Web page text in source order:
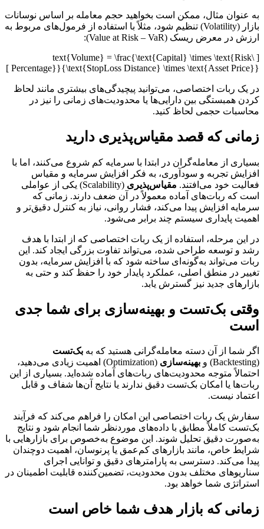
به عنوان مثال، ممکن است بخواهید حجم معامله بر اساس نوسانات
بازار (Volatility) تنظیم شود، مثلاً با استفاده از فرمول‌های مربوط به
ارزش در معرض ریسک (Value at Risk – VaR):
[ \text{Volume} = \frac{\text{Capital} \times \text{Risk
Percentage}}{\text{StopLoss Distance} \times \text{Asset Price}} ]
در یک ربات اختصاصی، می‌توانید پیچیدگی‌های بیشتری مانند لحاظ
کردن همبستگی بین دارایی‌ها یا محدودیت‌های زمانی را نیز در
محاسبات حجمی لحاظ کنید.
زمانی که قصد مقیاس‌پذیری دارید
بسیاری از معامله‌گران در ابتدا با سرمایه کم شروع می‌کنند، اما با
افزایش تجربه و سودآوری، به فکر افزایش سرمایه و مقیاس
فعالیت خود می‌افتند. مقیاس‌پذیری
(Scalability) یکی از عواملی
است که ربات‌های آماده معمولاً در آن ضعف دارند. زمانی که
سرمایه افزایش پیدا می‌کند، فشار روانی، نیاز به کنترل دقیق‌تر و
اهمیت پایداری سیستم چند برابر می‌شود.
در این مرحله، استفاده از یک ربات اختصاصی که از ابتدا با هدف
رشد و توسعه طراحی شده، می‌تواند تفاوت بزرگی ایجاد کند. این
ربات می‌تواند به‌گونه‌ای ساخته شود که با افزایش سرمایه، بدون
تغییر در منطق اصلی، عملکرد پایدار خود را حفظ کند و حتی به
بازارهای جدید نیز گسترش یابد.
وقتی بک‌تست و بهینه‌سازی برای شما جدی
است
اگر شما از آن دسته معامله‌گرانی هستید که به بک‌تست
(Backtesting) و
بهینه‌سازی
(Optimization) اهمیت زیادی می‌دهید،
احتمالاً متوجه محدودیت‌های ربات‌های آماده شده‌اید. بسیاری از این
ربات‌ها یا امکان بک‌تست دقیق ندارند یا نتایج آن‌ها شفاف و قابل
اعتماد نیست.
سفارش یک ربات اختصاصی این امکان را فراهم می‌کند که فرآیند
بک‌تست کاملاً مطابق با داده‌های موردنظر شما انجام شود و نتایج
به‌صورت دقیق تحلیل شوند. این موضوع به‌خصوص برای بازارهایی با
شرایط خاص، مانند بازارهای کم‌عمق یا پرنوسان، اهمیت دوچندان
پیدا می‌کند. دسترسی به پارامترهای دقیق و توانایی اجرای
سناریوهای مختلف بدون محدودیت، تضمین‌کننده قابلیت اطمینان در
استراتژی شما خواهد بود.
زمانی که بازار هدف شما خاص است